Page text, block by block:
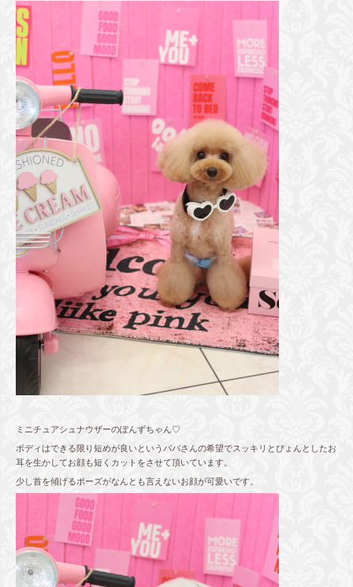
ミニチュアシュナウザーのぽんずちゃん♡
ボディはできる限り短めが良いというパパさんの希望でスッキリとぴょんとしたお
耳を生かしてお顔も短くカットをさせて頂いています。
少し首を傾げるポーズがなんとも言えないお顔が可愛いです。